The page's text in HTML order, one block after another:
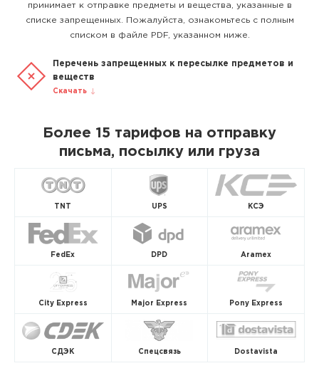
принимает к отправке предметы и вещества, указанные в
списке запрещенных. Пожалуйста, ознакомьтесь с полным
списком в файле PDF, указанном ниже.
Перечень запрещенных к пересылке предметов и
веществ
Скачать
Более 15 тарифов на отправку
письма, посылку или груза
TNT UPS КСЭ
FedEx DPD Aramex
City Express Major Express Pony Express
СДЭК Спецсвязь Dostavista